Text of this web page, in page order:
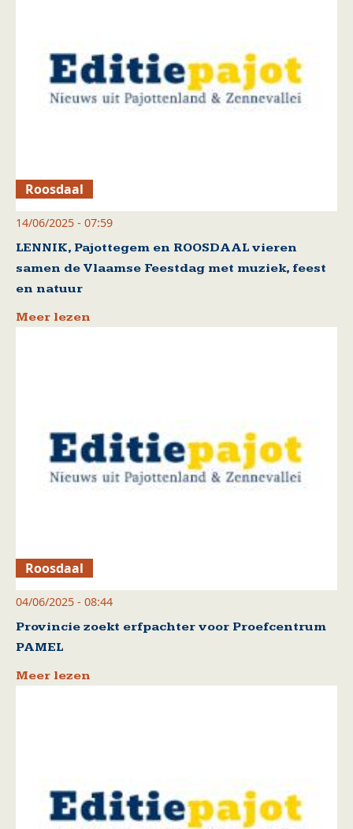
Roosdaal
14/06/2025 - 07:59
LENNIK, Pajottegem en ROOSDAAL vieren
samen de Vlaamse Feestdag met muziek, feest
en natuur
Meer lezen
Roosdaal
04/06/2025 - 08:44
Provincie zoekt erfpachter voor Proefcentrum
PAMEL
Meer lezen